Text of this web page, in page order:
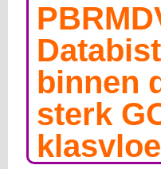
binnen
sterk